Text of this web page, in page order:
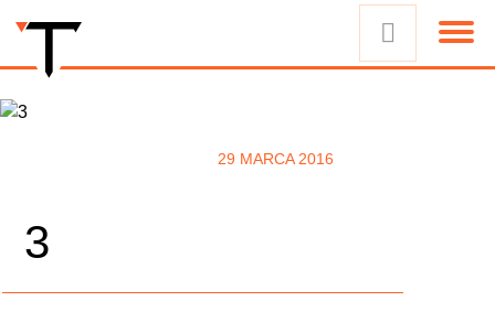
29 MARCA 2016
3